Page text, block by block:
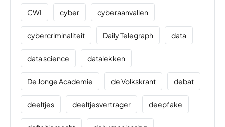
CWI cyber cyberaanvallen
cybercriminaliteit Daily Telegraph data
data science datalekken
De Jonge Academie de Volkskrant debat
deeltjes deeltjesvertrager deepfake